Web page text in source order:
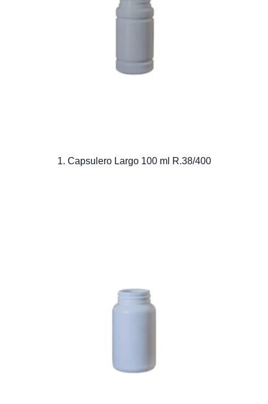
1. Capsulero Largo 100 ml R.38/400